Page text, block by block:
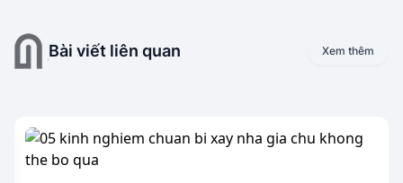
Bài viết liên quan Xem thêm